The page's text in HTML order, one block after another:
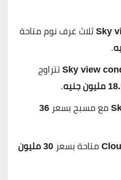
Skyثلاث غرف نوم متاحة
.
Sky viewتتراوح
.
مع مسبح بسعر 36
متاحة بسعر
30 مليون